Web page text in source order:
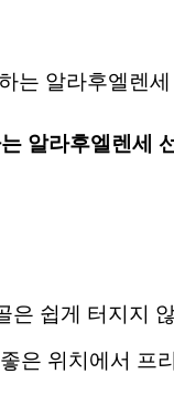
알라후엘렌세
은 쉽게 터지지
은 위치에서